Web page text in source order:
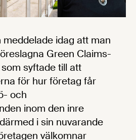
idag att man
Green Claims-
syftade till att
för hur företag får
och
inom den inre
i sin nuvarande
välkomnar